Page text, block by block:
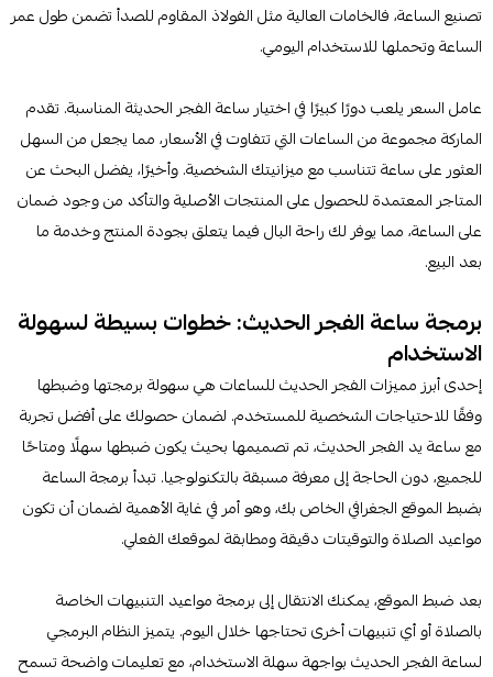
تصنيع الساعة، فالخامات العالية مثل الفولاذ المقاوم للصدأ تضمن طول عمر
الساعة وتحملها للاستخدام اليومي.
عامل السعر يلعب دورًا كبيرًا في اختيار ساعة الفجر الحديثة المناسبة. تقدم
الماركة مجموعة من الساعات التي تتفاوت في الأسعار، مما يجعل من السهل
العثور على ساعة تتناسب مع ميزانيتك الشخصية. وأخيرًا، يفضل البحث عن
المتاجر المعتمدة للحصول على المنتجات الأصلية والتأكد من وجود ضمان
على الساعة، مما يوفر لك راحة البال فيما يتعلق بجودة المنتج وخدمة ما
بعد البيع.
برمجة ساعة الفجر الحديث: خطوات بسيطة لسهولة
الاستخدام
إحدى أبرز مميزات الفجر الحديث للساعات هي سهولة برمجتها وضبطها
وفقًا للاحتياجات الشخصية للمستخدم. لضمان حصولك على أفضل تجربة
مع ساعة يد الفجر الحديث، تم تصميمها بحيث يكون ضبطها سهلًا ومتاحًا
للجميع، دون الحاجة إلى معرفة مسبقة بالتكنولوجيا. تبدأ برمجة الساعة
بضبط الموقع الجغرافي الخاص بك، وهو أمر في غاية الأهمية لضمان أن تكون
مواعيد الصلاة والتوقيتات دقيقة ومطابقة لموقعك الفعلي.
بعد ضبط الموقع، يمكنك الانتقال إلى برمجة مواعيد التنبيهات الخاصة
بالصلاة أو أي تنبيهات أخرى تحتاجها خلال اليوم. يتميز النظام البرمجي
لساعة الفجر الحديث بواجهة سهلة الاستخدام، مع تعليمات واضحة تسمح